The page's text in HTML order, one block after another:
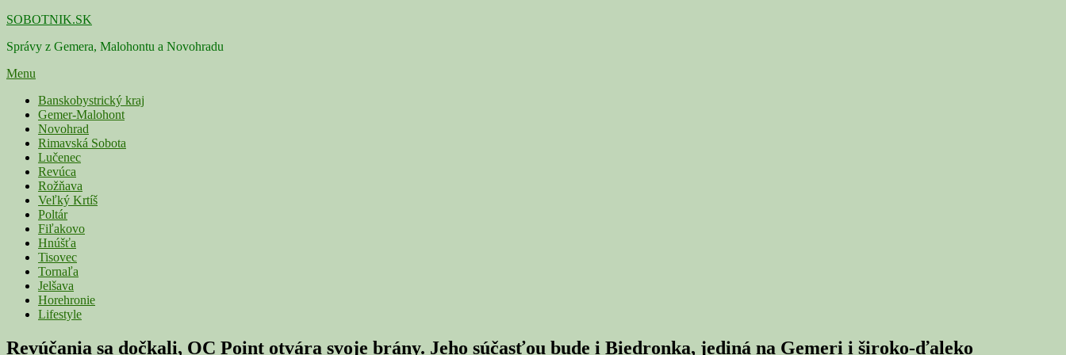
Skip
content
SOBOTNIK.SK
Správy z Gemera, Malohontu a Novohradu
Menu
Primárne
menu
Banskobystrický kraj
Gemer-Malohont
Novohrad
Rimavská Sobota
Lučenec
Revúca
Rožňava
Veľký Krtíš
Poltár
Fiľakovo
Hnúšťa
Tisovec
Tornaľa
Jelšava
Horehronie
Lifestyle
Revúčania sa dočkali, OC Point otvára svoje brány. Jeho súčasťou bude i Biedronka, jediná na Gemeri i široko-ďaleko